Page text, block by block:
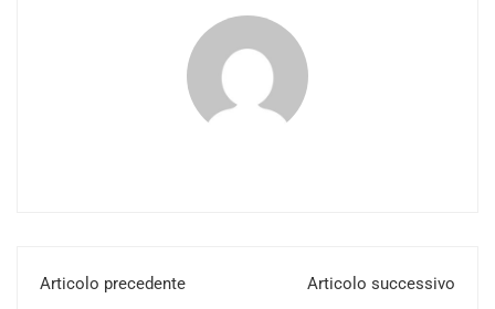
Articolo precedente Articolo successivo